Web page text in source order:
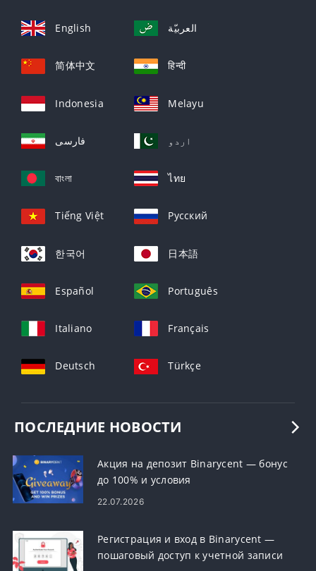
English العربيّة
简体中文 हिन्दी
Indonesia Melayu
فارسی اردو
বাংলা ไทย
Tiếng Việt Русский
한국어 日本語
Español Português
Italiano Français
Deutsch Türkçe
ПОСЛЕДНИЕ НОВОСТИ
Акция на депозит Binarycent — бонус
до 100% и условия
22.07.2026
Регистрация и вход в Binarycent —
пошаговый доступ к учетной записи